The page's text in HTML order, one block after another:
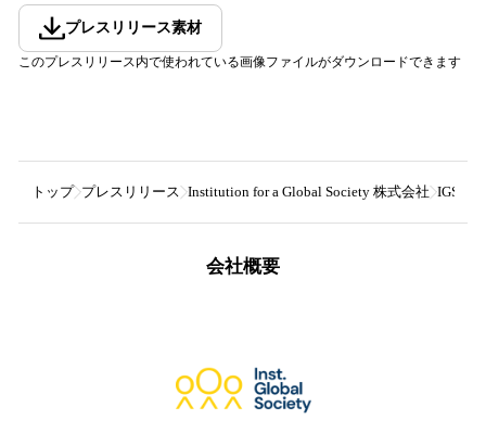
プレスリリース素材
このプレスリリース内で使われている画像ファイルがダウンロードできます
トップ プレスリリース Institution for a Global Society 株式会社 IGSの
会社概要